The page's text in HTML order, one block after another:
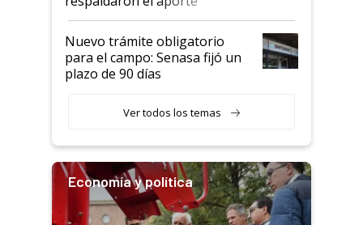
haciendo currículum"
obligatorio
Nuevo trámite obligatorio
para el campo: Senasa fijó un
plazo de 90 días
Ver todos los temas
Economía y política